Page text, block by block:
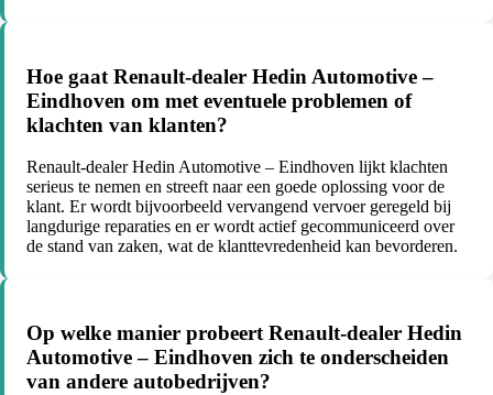
Hoe gaat Renault-dealer Hedin Automotive –
Eindhoven om met eventuele problemen of
klachten van klanten?
Renault-dealer Hedin Automotive – Eindhoven lijkt klachten
serieus te nemen en streeft naar een goede oplossing voor de
klant. Er wordt bijvoorbeeld vervangend vervoer geregeld bij
langdurige reparaties en er wordt actief gecommuniceerd over
de stand van zaken, wat de klanttevredenheid kan bevorderen.
Op welke manier probeert Renault-dealer Hedin
Automotive – Eindhoven zich te onderscheiden
van andere autobedrijven?